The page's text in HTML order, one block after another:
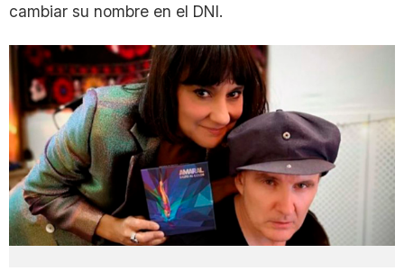
cambiar su nombre en el DNI.